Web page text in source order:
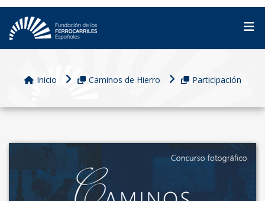
Inicio Caminos de Hierro Participación